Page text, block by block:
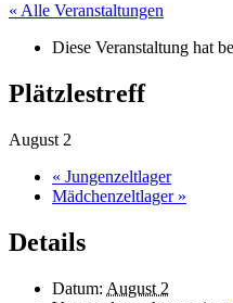
« Alle Veranstaltungen
Diese Veranstaltung hat
Plätzlestreff
August 2
« Jungenzeltlager
Mädchenzeltlager »
Details
Datum: August 2